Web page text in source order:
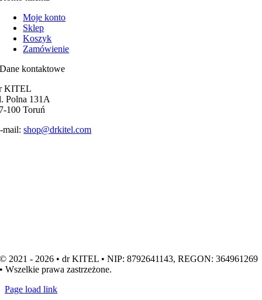
Moje konto
Sklep
Koszyk
Zamówienie
Dane kontaktowe
KITEL
Polna 131A
100 Toruń
mail:shop@drkitel.com
© 2021 - 2026 • dr KITEL • NIP: 8792641143, REGON: 364961269
• Wszelkie prawa zastrzeżone.
Page load link